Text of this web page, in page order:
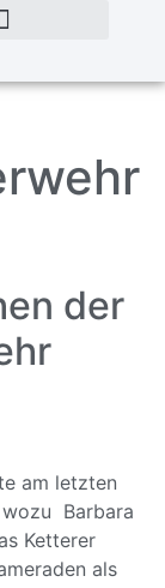
der
am letzten
wozu Barbara
Ketterer
als